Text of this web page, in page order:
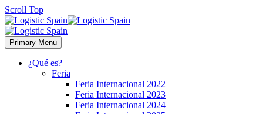
Scroll Top
Primary Menu
¿Qué es?
Feria
Feria Internacional 2022
Feria Internacional 2023
Feria Internacional 2024